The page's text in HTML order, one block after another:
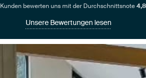
Kunden bewerten uns mit der Durchschnittsnote
Unsere Bewertungen lesen